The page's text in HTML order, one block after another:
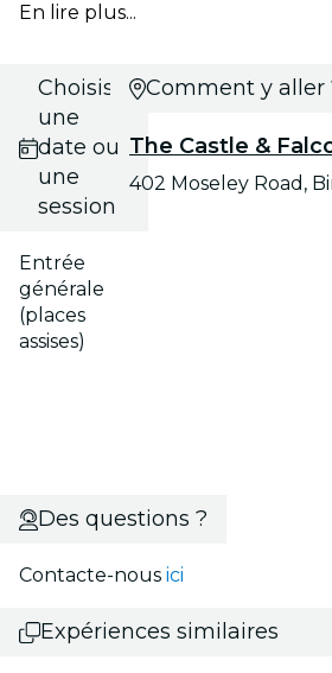
En lire plus...
Choisis
une
date ou
une
session
Entrée
générale
(places
assises)
Comment y aller
The Castle &
402 Moseley Road,
Des questions ?
Contacte-nous ici
Expériences similaires